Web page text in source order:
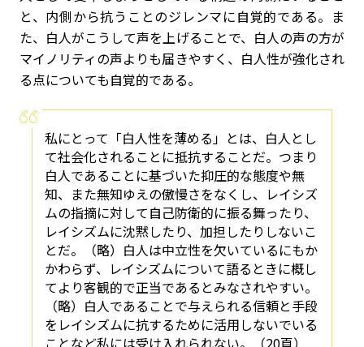
と、内側から抗うことのジレンマに自覚的である。ま
た、白人がこうして声を上げることで、白人の声の方が
マイノリティの声よりも届きやすく、白人性が強化され
る点についても自覚的である。
私にとって「白人性を薄める」とは、白人とし
て社会化されることに抵抗することだ。つまり
白人であることに基づいた抑圧的な態度や無
知、また無知ゆえの傲慢さをなくし、レイシズ
ムの指摘に対して自己防衛的に振る舞ったり、
レイシズムに沈黙したり、加担したりしないこ
とだ。（略）白人は中立性を欠いているにもか
かわらず、レイシズムについて語るときに概し
てより客観的で正当であるとみなされやすい。
（略）白人であることで与えられる信頼と手段
をレイシズムに抗するために活用しないでいる
ことなど私には受け入れられない。（20頁）